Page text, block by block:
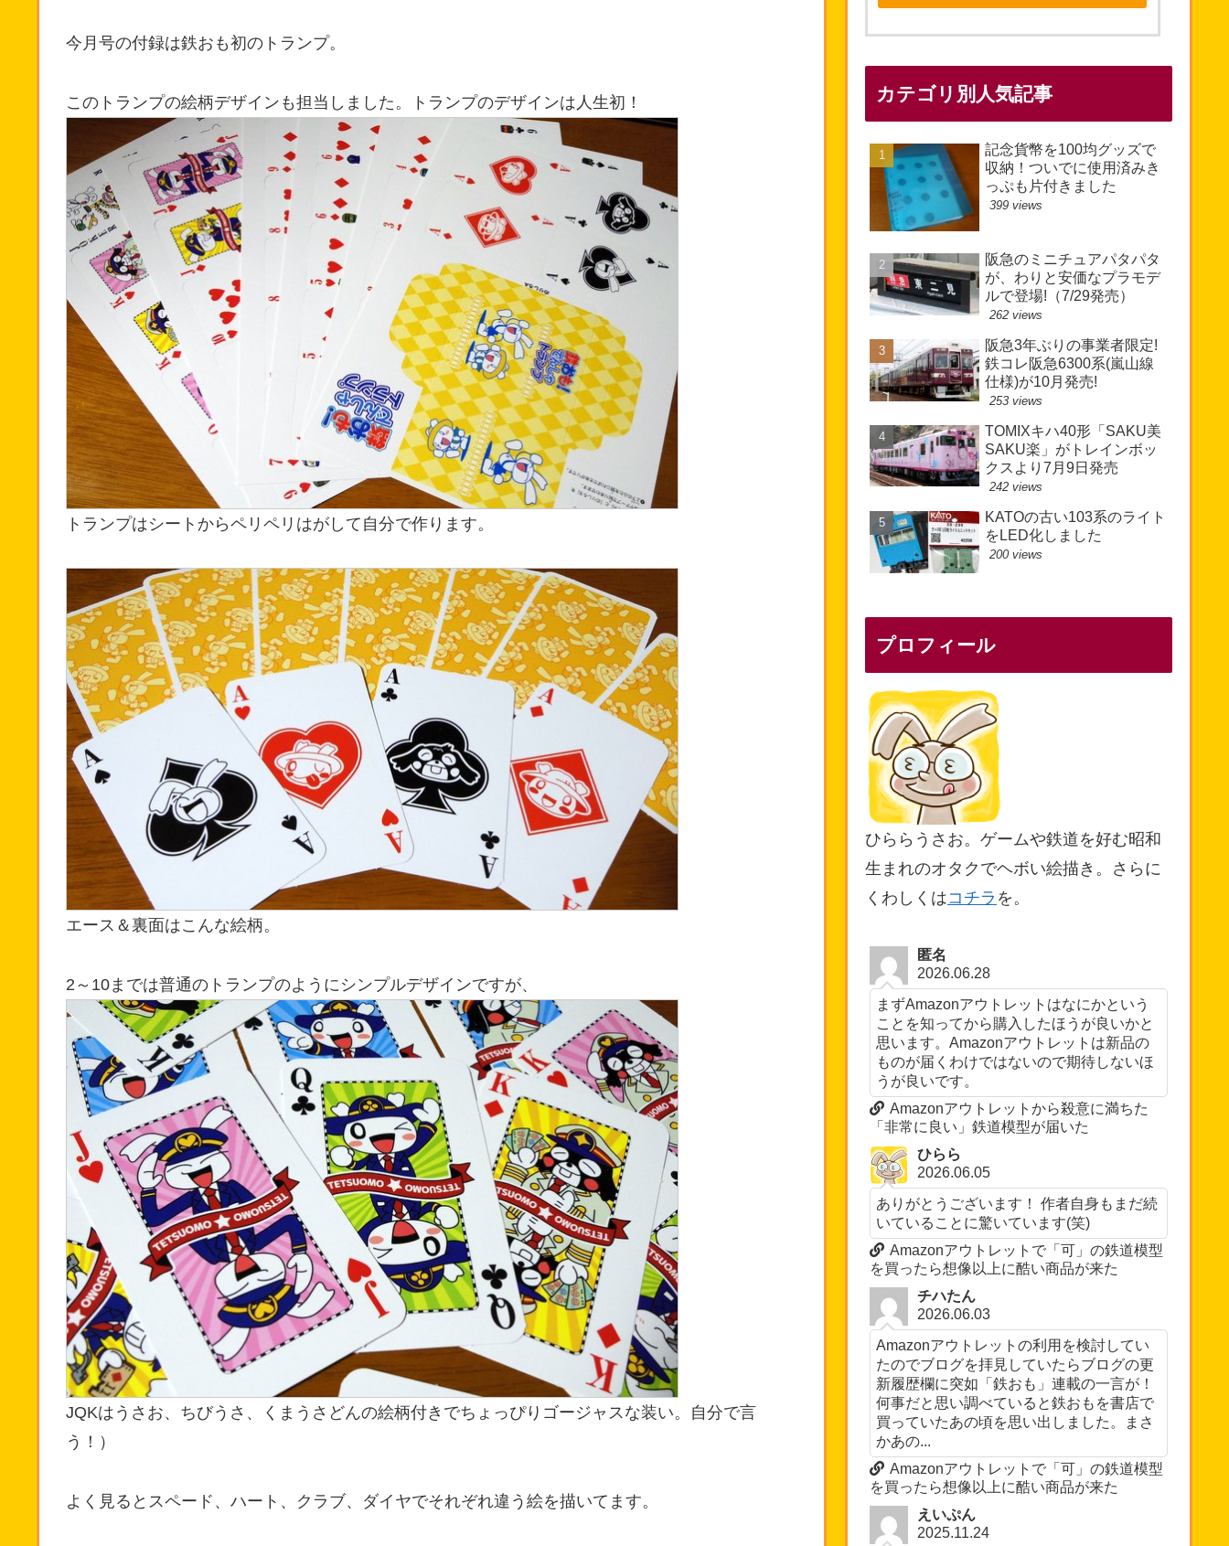
今月号の付録は鉄おも初のトランプ。
このトランプの絵柄デザインも担当しました。トランプのデザインは人生初！
トランプはシートからペリペリはがして自分で作ります。
エース＆裏面はこんな絵柄。
2～10までは普通のトランプのようにシンプルデザインですが、
JQKはうさお、ちびうさ、くまうさどんの絵柄付きでちょっぴりゴージャスな装い。自分で言
う！）
よく見るとスペード、ハート、クラブ、ダイヤでそれぞれ違う絵を描いてます。
カテゴリ別人気記事
記念貨幣を100均グッズで
収納！ついでに使用済みき
っぷも片付きました
399 views
阪急のミニチュアパタパタ
が、わりと安価なプラモデ
ルで登場!（7/29発売）
262 views
阪急3年ぶりの事業者限定!
鉄コレ阪急6300系(嵐山線
仕様)が10月発売!
253 views
TOMIXキハ40形「SAKU美
SAKU楽」がトレインボッ
クスより7月9日発売
242 views
KATOの古い103系のライト
をLED化しました
200 views
プロフィール
ひららうさお。ゲームや鉄道を好む昭和
生まれのオタクでヘボい絵描き。さらに
くわしくはコチラ を。
匿名
2026.06.28
まずAmazonアウトレットはなにかという
ことを知ってから購入したほうが良いかと
思います。Amazonアウトレットは新品の
ものが届くわけではないので期待しないほ
うが良いです。
Amazonアウトレットから殺意に満ちた
「非常に良い」鉄道模型が届いた
ひらら
2026.06.05
ありがとうございます！ 作者自身もまだ続
いていることに驚いています(笑)
Amazonアウトレットで「可」の鉄道模型
を買ったら想像以上に酷い商品が来た
チハたん
2026.06.03
Amazonアウトレットの利用を検討してい
たのでブログを拝見していたらブログの更
新履歴欄に突如「鉄おも」連載の一言が！
何事だと思い調べていると鉄おもを書店で
買っていたあの頃を思い出しました。まさ
かあの...
Amazonアウトレットで「可」の鉄道模型
を買ったら想像以上に酷い商品が来た
えいぷん
2025.11.24